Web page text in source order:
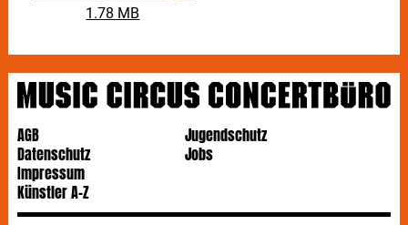
1.78 MB
AGB
Datenschutz
Impressum
Jugendschutz
Jobs
Künstler A-Z